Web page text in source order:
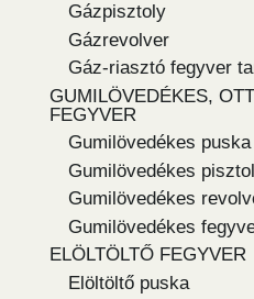
Gázpisztoly
Gázrevolver
Gáz-riasztó fegyver
GUMILÖVEDÉKES,
FEGYVER
Gumilövedékes puska
Gumilövedékes
Gumilövedékes
Gumilövedékes
ELÖLTÖLTŐ FEGYVER
Elöltöltő puska